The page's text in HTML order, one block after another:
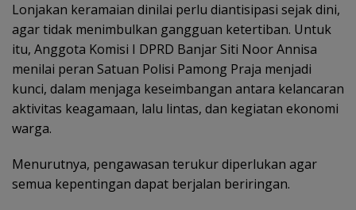
Lonjakan keramaian dinilai perlu diantisipasi sejak dini,
agar tidak menimbulkan gangguan ketertiban. Untuk
itu, Anggota Komisi I DPRD Banjar Siti Noor Annisa
menilai peran Satuan Polisi Pamong Praja menjadi
kunci, dalam menjaga keseimbangan antara kelancaran
aktivitas keagamaan, lalu lintas, dan kegiatan ekonomi
warga.
Menurutnya, pengawasan terukur diperlukan agar
semua kepentingan dapat berjalan beriringan.